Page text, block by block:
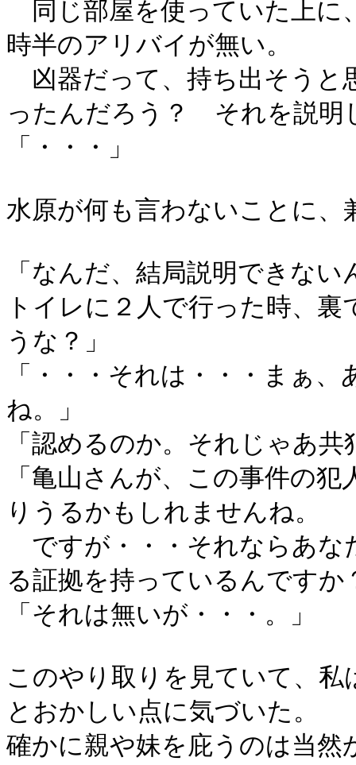
同じ部屋を使っていた上に
時半のアリバイが無い。
凶器だって、持ち出そうと
ったんだろう？ それを説明
「・・・」
水原が何も言わないことに
「なんだ、結局説明できな
トイレに２人で行った時、
うな？」
「・・・それは・・・まぁ
ね。」
「認めるのか。それじゃあ
「亀山さんが、この事件の
りうるかもしれませんね。
ですが・・・それならあな
る証拠を持っているんですか
「それは無いが・・・。」
このやり取りを見ていて、
とおかしい点に気づいた。
確かに親や妹を庇うのは当